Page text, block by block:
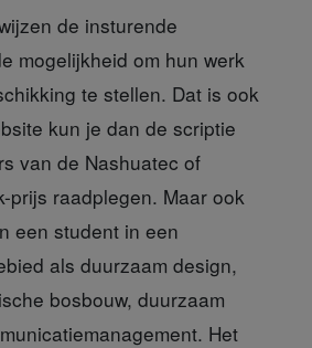
de insturende
mogelijkheid om hun werk
te stellen. Dat is ook
kun je dan de scriptie
van de Nashuatec of
prijs raadplegen. Maar ook
een student in een
als duurzaam design,
bosbouw, duurzaam
Het